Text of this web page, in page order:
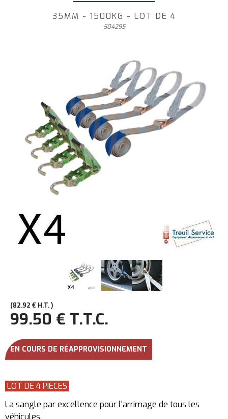
35MM - 1500KG - LOT DE 4
504295
82.92 € H.T.
99.50 € T.T.C.
EN COURS DE RÉAPPROVISIONNEMENT
LOT DE 4 PIECES
La sangle par excellence pour l'arrimage de tous les
véhicules.